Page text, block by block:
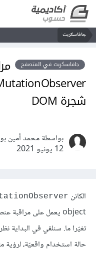
جافاسكربت
جافاسكربت في المتصفح
شجرة DOM
بواسطة محمد أمين
12 يونيو 2021
الكائن
تغيّرا ما. سنلقي في البداية
حالة استخدام واقعيّة،